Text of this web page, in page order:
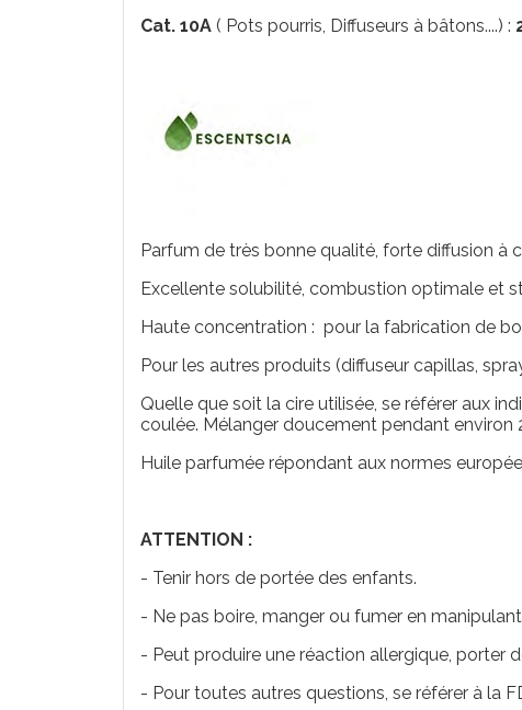
Cat. 10A ( Pots pourris, Diffuseurs à bâtons....) :
Parfum de très bonne qualité, forte diffusion à
Excellente solubilité, combustion optimale et
Haute concentration : pour la fabrication de
Pour les autres produits (diffuseur capillas,
Quelle que soit la cire utilisée, se référer aux
coulée. Mélanger doucement pendant environ
Huile parfumée répondant aux normes
ATTENTION :
- Tenir hors de portée des enfants.
- Ne pas boire, manger ou fumer en
- Peut produire une réaction allergique, porter
- Pour toutes autres questions, se référer à la